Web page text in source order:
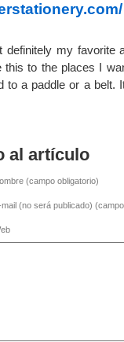
my favorite
to the places I
to a paddle or a
al artículo
(campo obligatorio)
mail (no será publicado)